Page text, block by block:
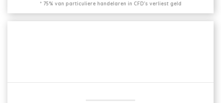
* 75% van particuliere handelaren in CFD's verliest geld